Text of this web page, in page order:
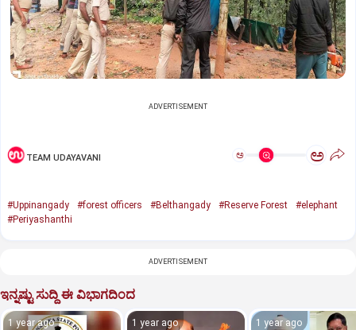
ADVERTISEMENT
TEAM UDAYAVANI ಅ ಅ
#Uppinangady #forest officers #Belthangady #Reserve Forest
#elephant
#Periyashanthi
ADVERTISEMENT
ಇನ್ನಷ್ಟು ಸುದ್ದಿ ಈ ವಿಭಾಗದಿಂದ
1 year ago 1 year ago 1 year ago